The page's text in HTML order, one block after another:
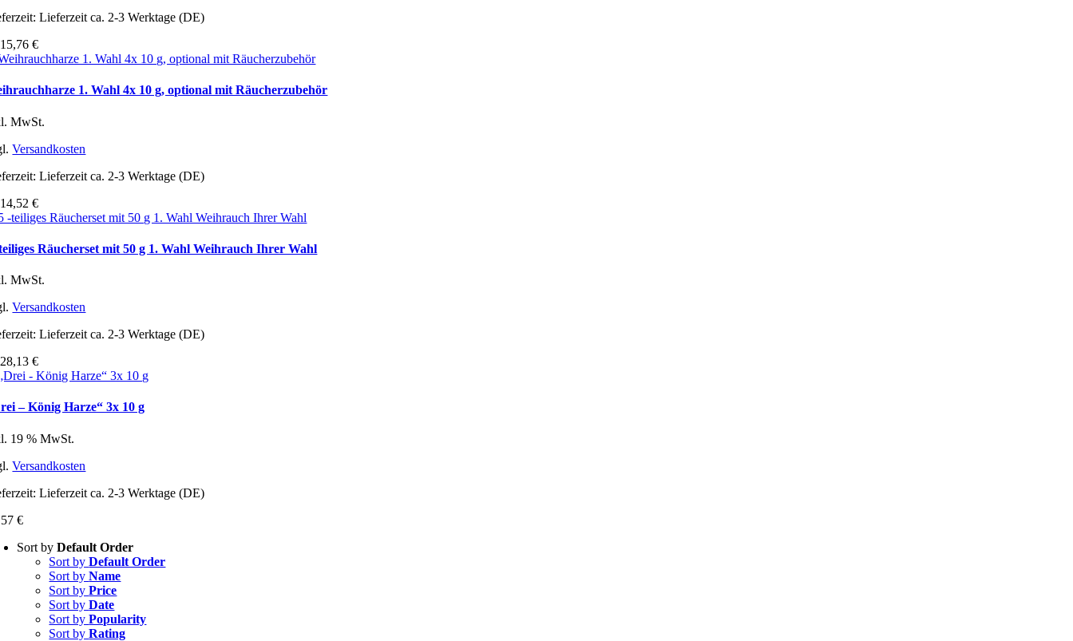
Lieferzeit ca. 2-3 Werktage (DE)
15,76€
1. Wahl 4x 10 g, optional mit Räucherzubehör
MwSt.
Versandkosten
Lieferzeit ca. 2-3 Werktage (DE)
14,52€
Räucherset mit 50 g 1. Wahl Weihrauch Ihrer Wahl
MwSt.
Versandkosten
Lieferzeit ca. 2-3 Werktage (DE)
28,13€
– König Harze“ 3x 10 g
19 % MwSt.
Versandkosten
Lieferzeit ca. 2-3 Werktage (DE)
€
Sort byDefault Order
Sort byDefault Order
Sort byName
Sort byPrice
Sort byDate
Sort byPopularity
Sort byRating